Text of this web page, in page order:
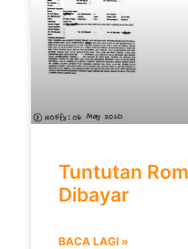
Tuntutan
Dibayar
BACA LAGI »